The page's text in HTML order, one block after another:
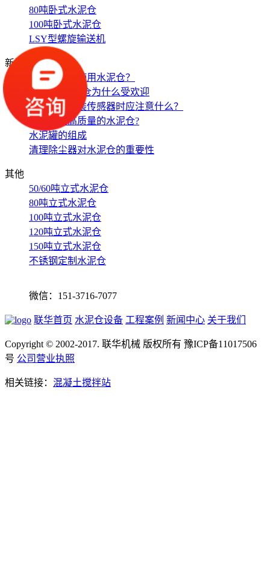
80吨卧式水泥仓
100吨卧式水泥仓
LSY型螺旋输送机
新闻中心
如何科学的使用水泥仓？
100吨的水泥仓为什么受欢迎
水泥仓在安装传感器时应注意什么？
怎样选购高质量的水泥仓?
水泥罐的组成
清理除尘器对水泥仓的重要性
其他
50/60吨立式水泥仓
80吨立式水泥仓
100吨立式水泥仓
120吨立式水泥仓
150吨立式水泥仓
不锈钢定制水泥仓
微信：151-3716-7077
联华首页 水泥仓设备 工程案例 新闻中心 关于我们
Copyright © 2002-2017. 联华机械 版权所有 豫ICP备11017506
号 公司营业执照
相关链接： 混凝土搅拌站